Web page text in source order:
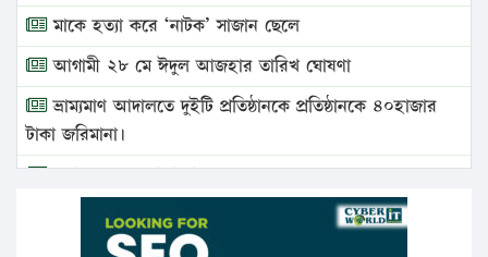
মাকে হত্যা করে ‘নাটক’ সাজান ছেলে
আগামী ২৮ মে ঈদুল আজহার তারিখ ঘোষণা
ভ্রাম্যমাণ আদালতে দুইটি প্রতিষ্ঠানকে প্রতিষ্ঠানকে ৪০হাজার
টাকা জরিমানা।
এবার লঞ্চের ভাড়া বাড়ল
১৭ থেকে ২১ শতাংশ বিদ্যুতের দাম বাড়ানোর প্রস্তাব পিডিবির